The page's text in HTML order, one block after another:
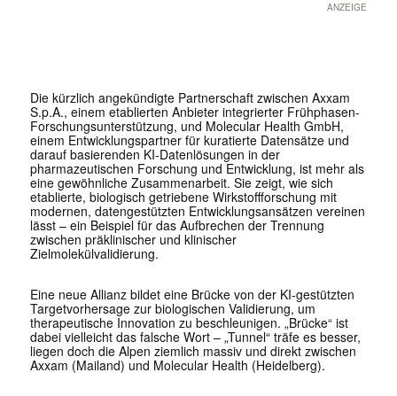
ANZEIGE
Die kürzlich angekündigte Partnerschaft zwischen Axxam
S.p.A., einem etablierten Anbieter integrierter Frühphasen-
Forschungsunterstützung, und Molecular Health GmbH,
einem Entwicklungspartner für kuratierte Datensätze und
darauf basierenden KI-Datenlösungen in der
pharmazeutischen Forschung und Entwicklung, ist mehr als
eine gewöhnliche Zusammenarbeit. Sie zeigt, wie sich
etablierte, biologisch getriebene Wirkstoffforschung mit
modernen, datengestützten Entwicklungsansätzen vereinen
lässt – ein Beispiel für das Aufbrechen der Trennung
zwischen präklinischer und klinischer
Zielmolekülvalidierung.
Eine neue Allianz bildet eine Brücke von der KI-gestützten
Targetvorhersage zur biologischen Validierung, um
therapeutische Innovation zu beschleunigen. „Brücke“ ist
dabei vielleicht das falsche Wort – „Tunnel“ träfe es besser,
liegen doch die Alpen ziemlich massiv und direkt zwischen
Axxam (Mailand) und Molecular Health (Heidelberg).